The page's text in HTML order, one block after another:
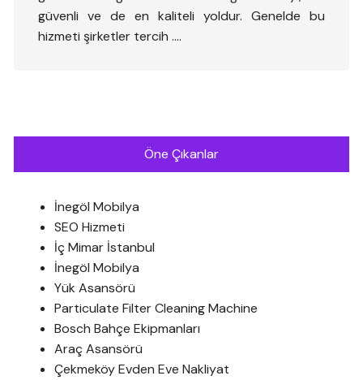
güvenli ve de en kaliteli yoldur. Genelde bu
hizmeti şirketler tercih ….
Öne Çıkanlar
İnegöl Mobilya
SEO Hizmeti
İç Mimar İstanbul
İnegöl Mobilya
Yük Asansörü
Particulate Filter Cleaning Machine
Bosch Bahçe Ekipmanları
Araç Asansörü
Çekmeköy Evden Eve Nakliyat